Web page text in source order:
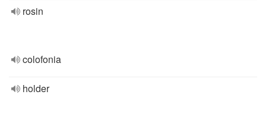
rosin
colofonia
holder